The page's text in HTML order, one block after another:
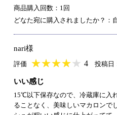
商品購入回数：1回
どなた宛に購入されましたか？：
nari様
評価 ★★★★★
★★★★★ 4 投稿日
いい感じ
15℃以下保存なので、冷蔵庫に入
ることなく、美味しいマカロンで